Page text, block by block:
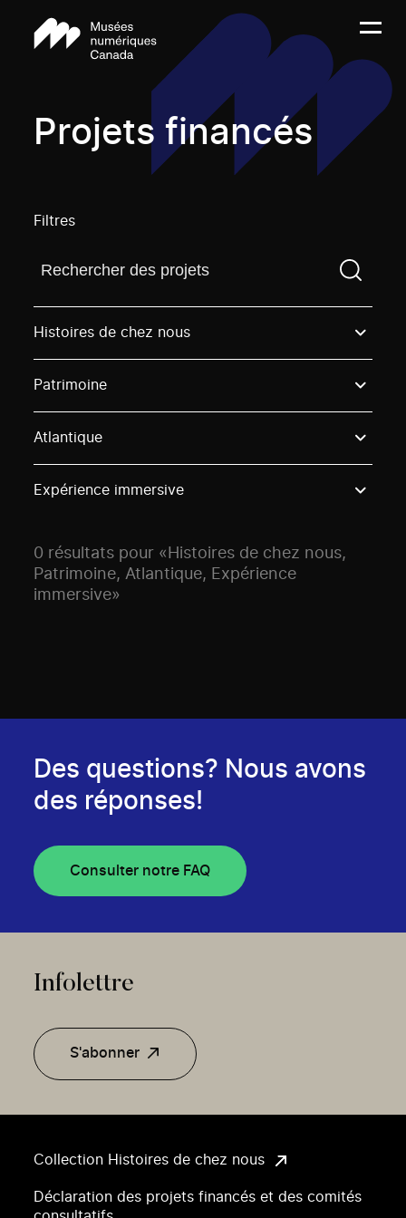
Projets financés
Filtres
Trouvez un projetVous devez saisir un terme de
Histoires de chez nous
Patrimoine
Atlantique
Expérience immersive
0 résultats pour «Histoires de chez nous,
Patrimoine, Atlantique, Expérience
immersive»
Collection Histoires de chez nous
Déclaration des projets financés et des comités
Des questions? Nous avons
des réponses!
Consulter notre FAQ
Infolettre
S'abonner